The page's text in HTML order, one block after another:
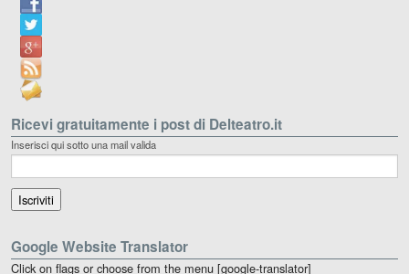
Ricevi gratuitamente i post di Delteatro.it
Inserisci qui sotto una mail valida
Google Website Translator
Click on flags or choose from the menu [google-translator]